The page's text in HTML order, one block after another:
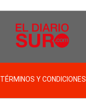
TÉRMINOS Y CONDICIONES